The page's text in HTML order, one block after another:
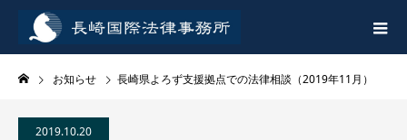
お知らせ 長崎県よろず支援拠点での法律相談（2019年11月）
2019.10.20